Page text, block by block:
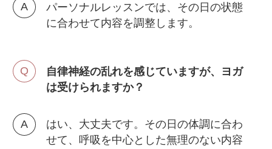
パーソナルレッスンでは、その日の状態
に合わせて内容を調整します。
自律神経の乱れを感じていますが、ヨガ
は受けられますか？
はい、大丈夫です。その日の体調に合わ
せて、呼吸を中心とした無理のない内容